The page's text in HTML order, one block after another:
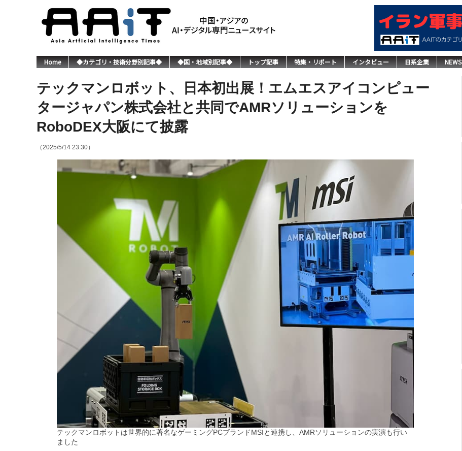
Home ◆カテゴリ・技術分野別記事◆ ◆国・地域別記事◆ トップ記事 特集・リポート インタビュー 日系企業 NEWS
テックマンロボット、日本初出展！エムエスアイコンピュー
タージャパン株式会社と共同でAMRソリューションを
RoboDEX大阪にて披露
（2025/5/14 23:30）
テックマンロボットは世界的に著名なゲーミングPCブランドMSIと連携し、AMRソリューションの実演も行い
ました